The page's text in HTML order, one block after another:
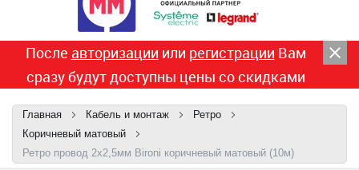
После авторизации или регистрации Вам
сразу будут доступны цены со скидками
Главная Кабель и монтаж
Ретро
Коричневый матовый
Ретро провод 2х2,5мм Bironi коричневый матовый (10м)